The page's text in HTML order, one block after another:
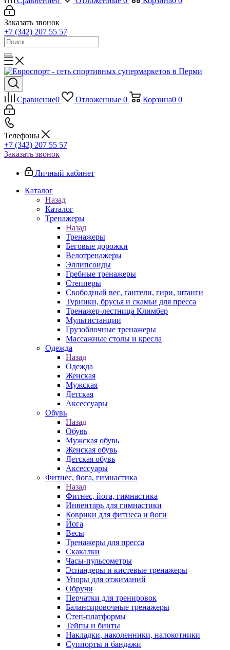
Заказать звонок
+7 (342) 207 55 57
Сравнение0 Отложенные 0 Корзина0 0
Телефоны
+7 (342) 207 55 57
Заказать звонок
Личный кабинет
Каталог
Назад
Каталог
Тренажеры
Назад
Тренажеры
Беговые дорожки
Велотренажеры
Эллипсоиды
Гребные тренажеры
Степперы
Свободный вес, гантели, гири, штанги
Турники, брусья и скамьи для пресса
Тренажер-лестница Климбер
Мультистанции
Грузоблочные тренажеры
Массажные столы и кресла
Одежда
Назад
Одежда
Женская
Мужская
Детская
Аксессуары
Обувь
Назад
Обувь
Мужская обувь
Женская обувь
Детская обувь
Аксессуары
Фитнес, йога, гимнастика
Назад
Фитнес, йога, гимнастика
Инвентарь для гимнастики
Коврики для фитнеса и йоги
Йога
Весы
Тренажеры для пресса
Скакалки
Часы-пульсометры
Эспандеры и кистевые тренажеры
Упоры для отжиманий
Обручи
Перчатки для тренировок
Балансировочные тренажеры
Степ-платформы
Тейпы и бинты
Накладки, наколенники, налокотники
Суппорты и бандажи